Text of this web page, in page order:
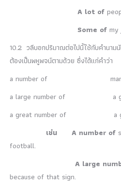
A lot of
Some of
10.2 วลีบอกปริมาณต่อไปนี้ใช้กับคำนาม
ต้องเป็นพหูพจน์ตามด้วย ซึ่งได้แก่คำว่า
a number of
a large number of a
a great number of a
เช่น
A number of
football.
A large
because of that sign.